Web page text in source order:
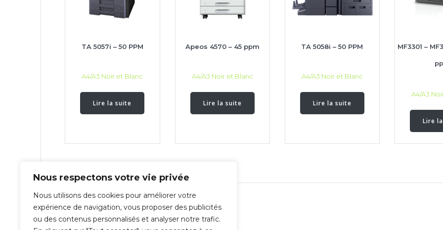
Nous respectons votre vie privée
Nous utilisons des cookies pour améliorer votre
expérience de navigation, vous proposer des publicités
ou des contenus personnalisés et analyser notre trafic.
TA 5057i – 50 PPM
A4/A3 Noir et Blanc
Lire la suite
Apeos 4570 – 45 ppm
A4/A3 Noir et Blanc
Lire la suite
TA 5058i – 50 PPM
A4/A3 Noir et Blanc
Lire la suite
MF3301 –
A4/A3
Lire